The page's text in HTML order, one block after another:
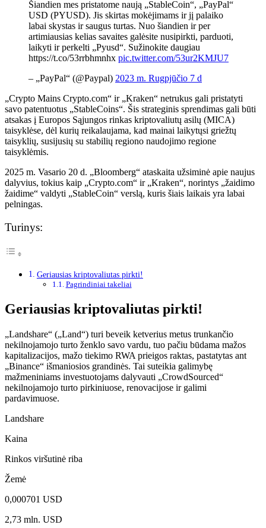
Šiandien mes pristatome naują „StableCoin“, „PayPal“
USD (PYUSD). Jis skirtas mokėjimams ir jį palaiko
labai skystas ir saugus turtas. Nuo šiandien ir per
artimiausias kelias savaites galėsite nusipirkti, parduoti,
laikyti ir perkelti „Pyusd“. Sužinokite daugiau
https://t.co/53rrbhmnhx pic.twitter.com/53ur2KMJU7
– „PayPal“ (@Paypal) 2023 m. Rugpjūčio 7 d
„Crypto Mains Crypto.com“ ir „Kraken“ netrukus gali pristatyti
savo patentuotus „StableCoins“. Šis strateginis sprendimas gali būti
atsakas į Europos Sąjungos rinkas kriptovaliutų asilų (MICA)
taisyklėse, dėl kurių reikalaujama, kad mainai laikytųsi griežtų
taisyklių, susijusių su stabilių regiono naudojimo regione
taisyklėmis.
2025 m. Vasario 20 d. „Bloomberg“ ataskaita užsiminė apie naujus
dalyvius, tokius kaip „Crypto.com“ ir „Kraken“, norintys „žaidimo
žaidime“ valdyti „StableCoin“ verslą, kuris šiais laikais yra labai
pelningas.
Turinys:
Geriausias kriptovaliutas pirkti!
Pagrindiniai takeliai
Geriausias kriptovaliutas pirkti!
„Landshare“ („Land“) turi beveik ketverius metus trunkančio
nekilnojamojo turto ženklo savo vardu, tuo pačiu būdama mažos
kapitalizacijos, mažo tiekimo RWA prieigos raktas, pastatytas ant
„Binance“ išmaniosios grandinės. Tai suteikia galimybę
mažmeniniams investuotojams dalyvauti „CrowdSourced“
nekilnojamojo turto pirkiniuose, renovacijose ir galimi
pardavimuose.
Landshare
Kaina
Rinkos viršutinė riba
Žemė
0,000701 USD
2,73 mln. USD